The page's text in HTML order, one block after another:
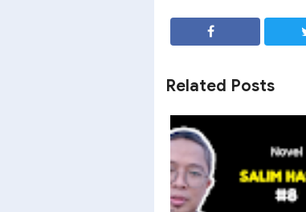
Related Posts